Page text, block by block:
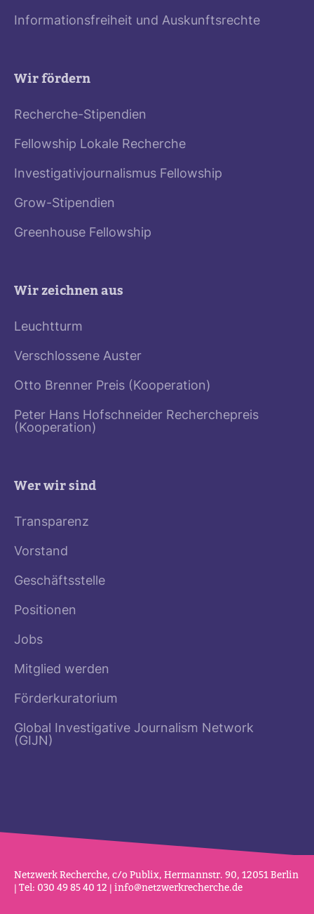
Informationsfreiheit und Auskunftsrechte
Wir fördern
Recherche-Stipendien
Fellowship Lokale Recherche
Investigativjournalismus Fellowship
Grow-Stipendien
Greenhouse Fellowship
Wir zeichnen aus
Leuchtturm
Verschlossene Auster
Otto Brenner Preis (Kooperation)
Peter Hans Hofschneider Recherchepreis
(Kooperation)
Wer wir sind
Transparenz
Vorstand
Geschäftsstelle
Positionen
Jobs
Mitglied werden
Förderkuratorium
Global Investigative Journalism Network
(GIJN)
Netz­werk Recherche, c/o Publix, Her­mannstr. 90, 12051 Berlin
| Tel: 030 49 85 40 12 | info@netz­werk­re­cherche.de